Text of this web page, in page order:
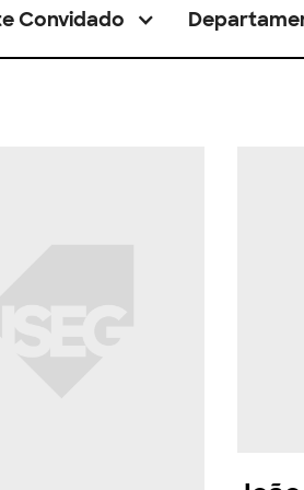
Convidado